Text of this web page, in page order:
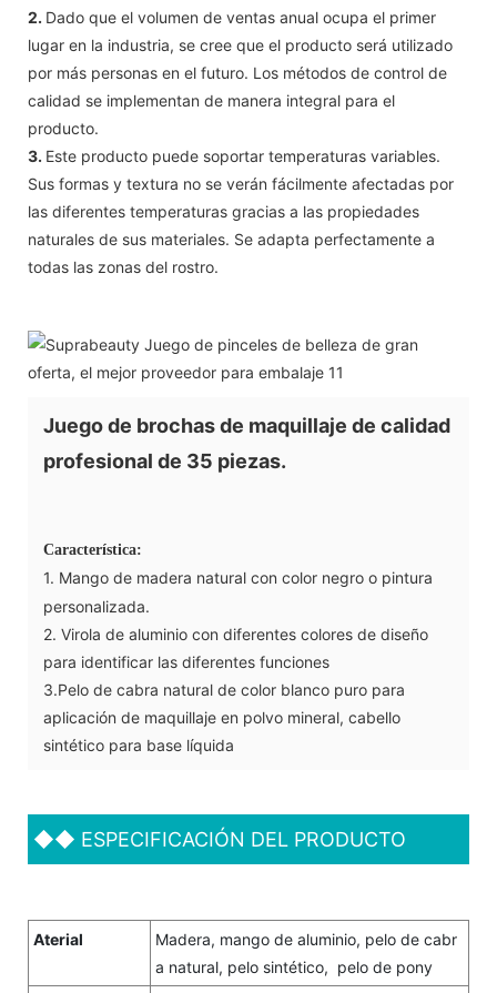
2. Dado que el volumen de ventas anual ocupa el primer
lugar en la industria, se cree que el producto será utilizado
por más personas en el futuro. Los métodos de control de
calidad se implementan de manera integral para el
producto.
3. Este producto puede soportar temperaturas variables.
Sus formas y textura no se verán fácilmente afectadas por
las diferentes temperaturas gracias a las propiedades
naturales de sus materiales. Se adapta perfectamente a
todas las zonas del rostro.
Juego de brochas de maquillaje de calidad
profesional de 35 piezas.
Característica:
1. Mango de madera natural con color negro o pintura
personalizada.
2. Virola de aluminio con diferentes colores de diseño
para identificar las diferentes funciones
3.Pelo de cabra natural de color blanco puro para
aplicación de maquillaje en polvo mineral, cabello
sintético para base líquida
◆◆ ESPECIFICACIÓN DEL PRODUCTO
Aterial
Madera, mango de aluminio, pelo de cabr
a natural, pelo sintético, pelo de pony